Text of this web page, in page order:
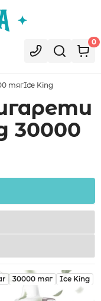
0
тягIce King
30000
30000 тяг Ice King